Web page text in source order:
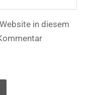
in diesem